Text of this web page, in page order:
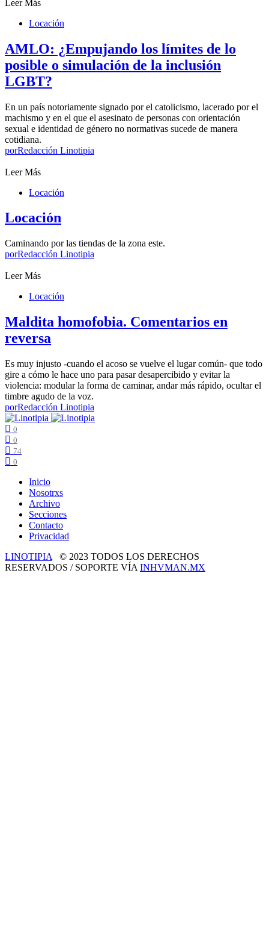
Leer Más
Locación
AMLO: ¿Empujando los límites de lo
posible o simulación de la inclusión
LGBT?
En un país notoriamente signado por el catolicismo, lacerado por el
machismo y en el que el asesinato de personas con orientación
sexual e identidad de género no normativas sucede de manera
cotidiana.
porRedacción Linotipia
Leer Más
Locación
Locación
Caminando por las tiendas de la zona este.
porRedacción Linotipia
Leer Más
Locación
Maldita homofobia. Comentarios en
reversa
Es muy injusto -cuando el acoso se vuelve el lugar común- que todo
gire a cómo le hace uno para pasar desapercibido y evitar la
violencia: modular la forma de caminar, andar más rápido, ocultar el
timbre agudo de la voz.
porRedacción Linotipia
0
0
74
0
Inicio
Nosotrxs
Archivo
Secciones
Contacto
Privacidad
LINOTIPIA © 2023 TODOS LOS DERECHOS
RESERVADOS / SOPORTE VÍA INHVMAN.MX